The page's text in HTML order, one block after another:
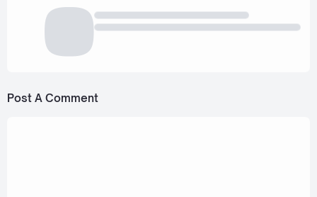
Post A Comment